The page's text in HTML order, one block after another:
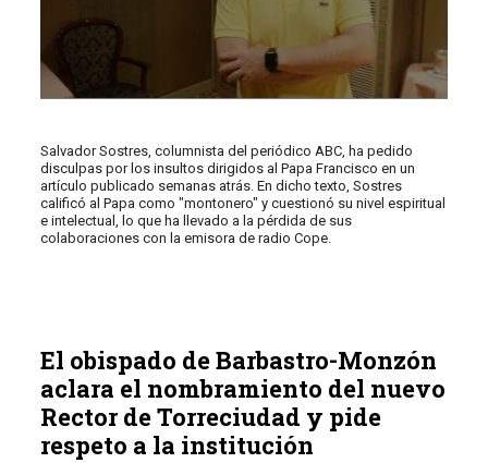
Salvador Sostres, columnista del periódico ABC, ha pedido
disculpas por los insultos dirigidos al Papa Francisco en un
artículo publicado semanas atrás. En dicho texto, Sostres
calificó al Papa como "montonero" y cuestionó su nivel espiritual
e intelectual, lo que ha llevado a la pérdida de sus
colaboraciones con la emisora de radio Cope.
El obispado de Barbastro-Monzón
aclara el nombramiento del nuevo
Rector de Torreciudad y pide
respeto a la institución